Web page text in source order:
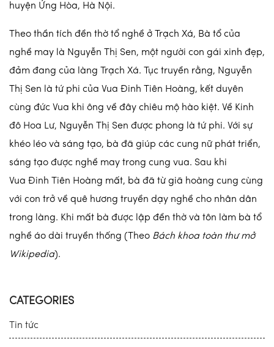
huyện Ứng Hòa, Hà Nội.
Theo thần tích đền thờ tổ nghề ở Trạch Xá, Bà tổ của
nghề may là Nguyễn Thị Sen, một người con gái xinh đẹp,
đảm đang của làng Trạch Xá. Tục truyền rằng, Nguyễn
Thị Sen là tứ phi của Vua Đinh Tiên Hoàng, kết duyên
cùng đức Vua khi ông về đây chiêu mộ hào kiệt. Về Kinh
đô Hoa Lư, Nguyễn Thị Sen được phong là tứ phi. Với sự
khéo léo và sáng tạo, bà đã giúp các cung nữ phát triển,
sáng tạo được nghề may trong cung vua. Sau khi
Vua Đinh Tiên Hoàng mất, bà đã từ giã hoàng cung cùng
với con trở về quê hương truyền dạy nghề cho nhân dân
trong làng. Khi mất bà được lập đền thờ và tôn làm bà tổ
nghề áo dài truyền thống (Theo Bách khoa toàn thư mở
Wikipedia).
CATEGORIES
Tin tức